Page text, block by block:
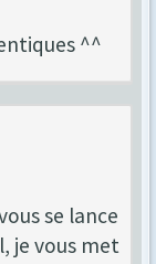
^^
se lance
je vous met